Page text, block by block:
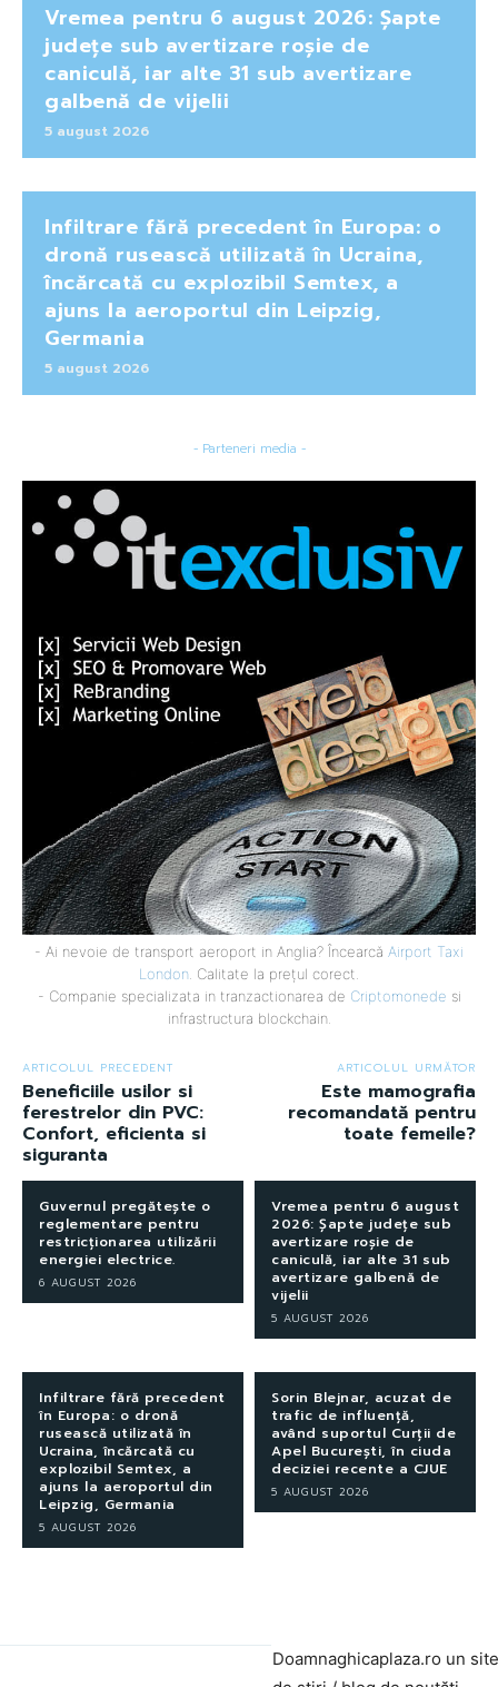
Vremea pentru 6 august 2026: Șapte
județe sub avertizare roșie de
caniculă, iar alte 31 sub avertizare
galbenă de vijelii
5 august 2026
Infiltrare fără precedent în Europa: o
dronă rusească utilizată în Ucraina,
încărcată cu explozibil Semtex, a
ajuns la aeroportul din Leipzig,
Germania
5 august 2026
- Parteneri media -
- Ai nevoie de transport aeroport in Anglia? Încearcă Airport Taxi
London . Calitate la prețul corect.
- Companie specializata in tranzactionarea de Criptomonede si
infrastructura blockchain.
ARTICOLUL PRECEDENT
Beneficiile usilor si
ferestrelor din PVC:
Confort, eficienta si
siguranta
ARTICOLUL URMĂTOR
Este mamografia
recomandată pentru
toate femeile?
Guvernul pregătește o
reglementare pentru
restricționarea utilizării
energiei electrice.
6 AUGUST 2026
Vremea pentru 6 august
2026: Șapte județe sub
avertizare roșie de
caniculă, iar alte 31 sub
avertizare galbenă de
vijelii
5 AUGUST 2026
Infiltrare fără precedent
în Europa: o dronă
rusească utilizată în
Ucraina, încărcată cu
explozibil Semtex, a
ajuns la aeroportul din
Leipzig, Germania
5 AUGUST 2026
Sorin Blejnar, acuzat de
trafic de influență,
având suportul Curții de
Apel București, în ciuda
deciziei recente a CJUE
5 AUGUST 2026
Doamnaghicaplaza.ro un site